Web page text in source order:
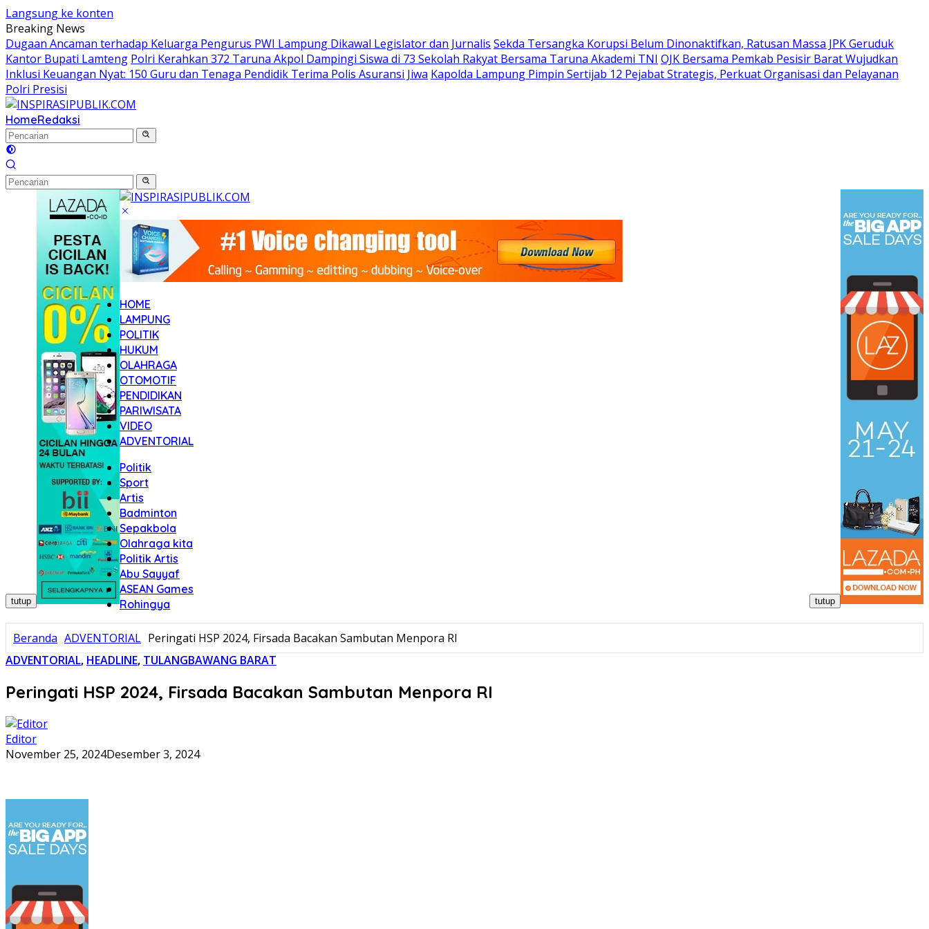
Langsung ke konten
Breaking News
Dugaan Ancaman terhadap Keluarga Pengurus PWI Lampung Dikawal Legislator dan Jurnalis Sekda Tersangka Korupsi Belum Dinonaktifkan, Ratusan Massa JPK Geruduk
Kantor Bupati Lamteng Polri Kerahkan 372 Taruna Akpol Dampingi Siswa di 73 Sekolah Rakyat Bersama Taruna Akademi TNI OJK Bersama Pemkab Pesisir Barat Wujudkan
Inklusi Keuangan Nyat: 150 Guru dan Tenaga Pendidik Terima Polis Asuransi Jiwa Kapolda Lampung Pimpin Sertijab 12 Pejabat Strategis, Perkuat Organisasi dan Pelayanan
Polri Presisi
HomeRedaksi
tutup
tutup
HOME
LAMPUNG
POLITIK
HUKUM
OLAHRAGA
OTOMOTIF
PENDIDIKAN
PARIWISATA
VIDEO
ADVENTORIAL
Politik
Sport
Artis
Badminton
Sepakbola
Olahraga kita
Politik Artis
Abu Sayyaf
ASEAN Games
Rohingya
Beranda ADVENTORIAL Peringati HSP 2024, Firsada Bacakan Sambutan Menpora RI
ADVENTORIAL, HEADLINE, TULANGBAWANG BARAT
Peringati HSP 2024, Firsada Bacakan Sambutan Menpora RI
Editor
November 25, 2024Desember 3, 2024